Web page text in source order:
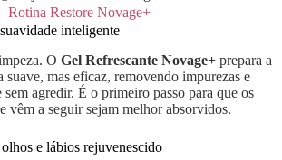
Rotina Restore Novage+
inteligente
O Gel Refrescante Novage+ prepara a
mas eficaz, removendo impurezas e
sem agredir. É o primeiro passo para que os
vêm a seguir sejam melhor absorvidos.
e lábios rejuvenescido